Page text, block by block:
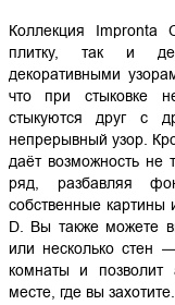
Коллекция
плитку, так и
декоративными
что при стыковке
стыкуются друг с
непрерывный узор.
даёт возможность не
ряд, разбавляя
собственные картины
D. Вы также можете
или несколько стен
комнаты и позволит
месте, где вы захотите.